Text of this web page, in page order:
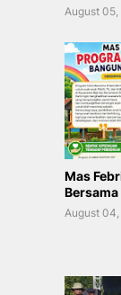
August
Mas
August